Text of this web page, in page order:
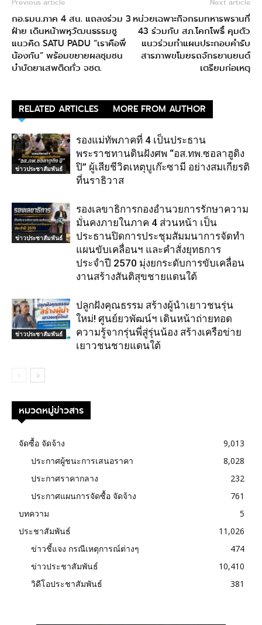
Previous article
กอ.รมน.ภาค 4 สน. แถลงร่วม 3
ฝ่าย เดินหน้าพหุวัฒนธรรมชู
แนวคิด SATU PADU “เราคือพี่
น้องกัน” พร้อมขยายผลชุมชน
บำบัดยาเสพติดทั่ว จชต.
Next article
หน่วยเฉพาะกิจกรมทหารพรานที่
43 ร่วมกับ สภ.โคกโพธิ์ คุมตัว
แนวร่วมทำแผนประกอบคำรับ
สารภาพขโมยรถจักรยานยนต์
เตรียมก่อเหตุ
RELATED ARTICLES MORE FROM AUTHOR
ข่าวประชาสัมพันธ์
รองแม่ทัพภาคที่ 4 เป็นประธาน
พระราชทานดินฝังศพ “อส.ทพ.ซอลาฮูดิง
ปิ” ผู้เสียชีวิตเหตุบูเก๊ะซามี อย่างสมเกียรติ
ที่นราธิวาส
ข่าวประชาสัมพันธ์
รองเลขาธิการกองอำนวยการรักษาความ
มั่นคงภายในภาค 4 ส่วนหน้า เป็น
ประธานปิดการประชุมสัมมนาการจัดทำ
แผนขับเคลื่อนฯ และคำสั่งยุทธการ
ประจำปี 2570 มุ่งยกระดับการขับเคลื่อน
งานสร้างสันติสุขชายแดนใต้
ข่าวประชาสัมพันธ์
ปลูกฝังคุณธรรม สร้างผู้นำเยาวชนรุ่น
ใหม่! ศูนย์ยวพัฒน์ฯ เดินหน้าถ่ายทอด
ความรู้จากรุ่นพี่สู่รุ่นน้อง สร้างเครือข่าย
เยาวชนชายแดนใต้
หมวดหมู่ข่าวสาร
จัดซื้อ จัดจ้าง
9,013
ประกาศผู้ชนะการเสนอราคา
8,028
ประกาศราคากลาง
232
ประกาศแผนการจัดซื้อ จัดจ้าง
761
บทความ
5
ประชาสัมพันธ์
11,026
ข่าวชี้แจง กรณีเหตุการณ์ต่างๆ
474
ข่าวประชาสัมพันธ์
10,410
วิดีโอประชาสัมพันธ์
381